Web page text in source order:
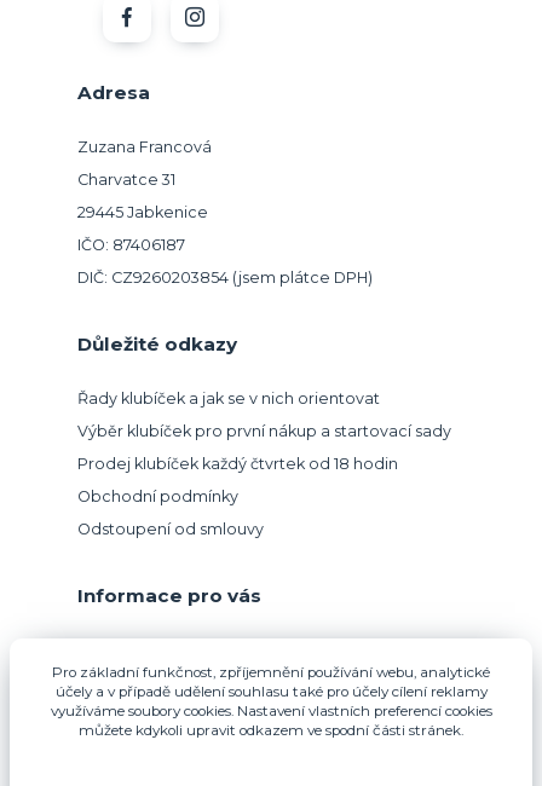
Adresa
Zuzana Francová
Charvatce 31
29445 Jabkenice
IČO: 87406187
DIČ: CZ9260203854 (jsem plátce DPH)
Důležité odkazy
Řady klubíček a jak se v nich orientovat
Výběr klubíček pro první nákup a startovací sady
Prodej klubíček každý čtvrtek od 18 hodin
Obchodní podmínky
Odstoupení od smlouvy
Informace pro vás
Pro základní funkčnost, zpříjemnění používání webu, analytické
účely a v případě udělení souhlasu také pro účely cílení reklamy
využíváme soubory cookies. Nastavení vlastních preferencí cookies
můžete kdykoli upravit odkazem ve spodní části stránek.